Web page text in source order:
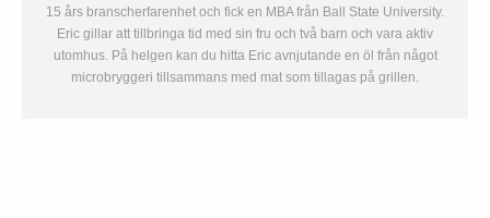
15 års branscherfarenhet och fick en MBA från Ball State University.
Eric gillar att tillbringa tid med sin fru och två barn och vara aktiv
utomhus. På helgen kan du hitta Eric avnjutande en öl från något
microbryggeri tillsammans med mat som tillagas på grillen.